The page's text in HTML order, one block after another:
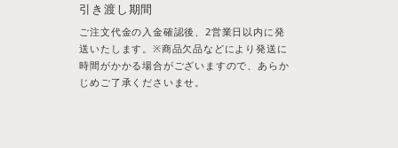
引き渡し期間
ご注文代金の入金確認後、2営業日以内に発
送いたします。※商品欠品などにより発送に
時間がかかる場合がございますので、あらか
じめご了承くださいませ。